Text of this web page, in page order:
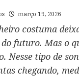
março 19, 2026
costuma
futuro. Mas o
Nesse tipo de
chegando,